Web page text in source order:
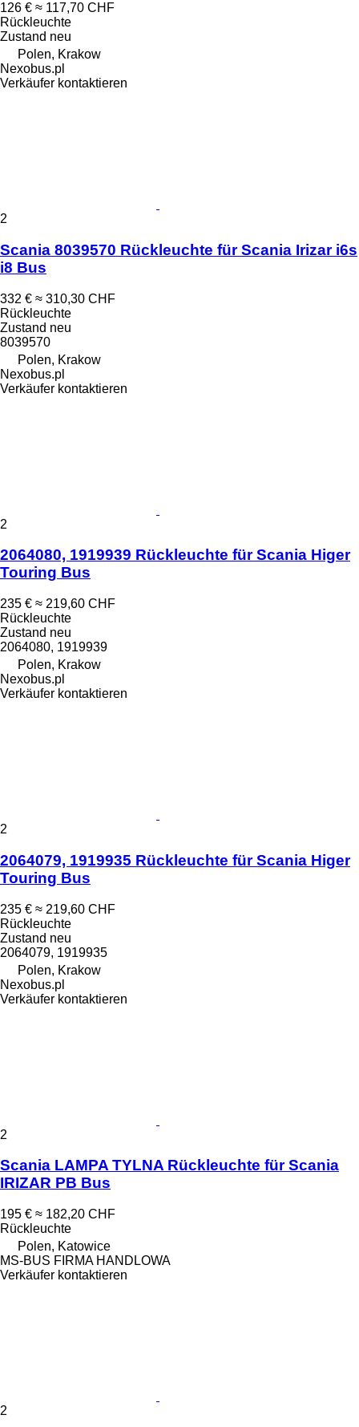
126 € ≈ 117,70 CHF
Rückleuchte
Zustand neu
Polen, Krakow
Nexobus.pl
Verkäufer kontaktieren
2
Scania 8039570 Rückleuchte für Scania Irizar i6s
i8 Bus
332 € ≈ 310,30 CHF
Rückleuchte
Zustand neu
8039570
Polen, Krakow
Nexobus.pl
Verkäufer kontaktieren
2
2064080, 1919939 Rückleuchte für Scania Higer
Touring Bus
235 € ≈ 219,60 CHF
Rückleuchte
Zustand neu
2064080, 1919939
Polen, Krakow
Nexobus.pl
Verkäufer kontaktieren
2
2064079, 1919935 Rückleuchte für Scania Higer
Touring Bus
235 € ≈ 219,60 CHF
Rückleuchte
Zustand neu
2064079, 1919935
Polen, Krakow
Nexobus.pl
Verkäufer kontaktieren
2
Scania LAMPA TYLNA Rückleuchte für Scania
IRIZAR PB Bus
195 € ≈ 182,20 CHF
Rückleuchte
Polen, Katowice
MS-BUS FIRMA HANDLOWA
Verkäufer kontaktieren
2